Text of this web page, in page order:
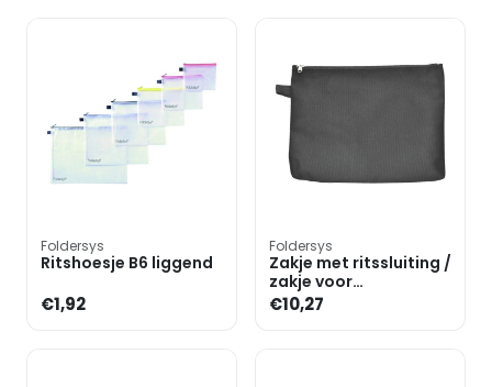
Foldersys
Ritshoesje B6 liggend
€1,92
Foldersys
Zakje met ritssluiting /
zakje voor
mondmasker A5 niet
doorzichtig (nylon)
€10,27